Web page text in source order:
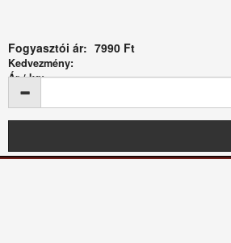
Fogyasztói ár: 7990 Ft
Kedvezmény:
Ár / kg: